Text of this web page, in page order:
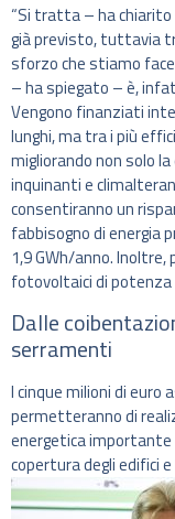
“Si tratta – ha
già previsto, tuttavia
sforzo che stiamo
– ha spiegato – è,
Vengono finanziati
lunghi, ma tra i più
migliorando non solo
inquinanti e
consentiranno un
fabbisogno di energia
1,9 GWh/anno.
fotovoltaici di potenza
Dalle
serramenti
I cinque milioni di euro
permetteranno di
energetica importante
copertura degli edifici